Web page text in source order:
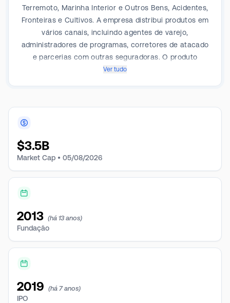
Terremoto, Marinha Interior e Outros Bens, Acidentes,
Fronteiras e Cultivos. A empresa distribui produtos em
vários canais, incluindo agentes de varejo,
administradores de programas, corretores de atacado
e parcerias com outras seguradoras. O produto
Earthquake da empresa gera alto prêmio.
Ver tudo
$3.5B
Market Cap • 05/08/2026
2013 (há 13 anos)
Fundação
2019 (há 7 anos)
IPO